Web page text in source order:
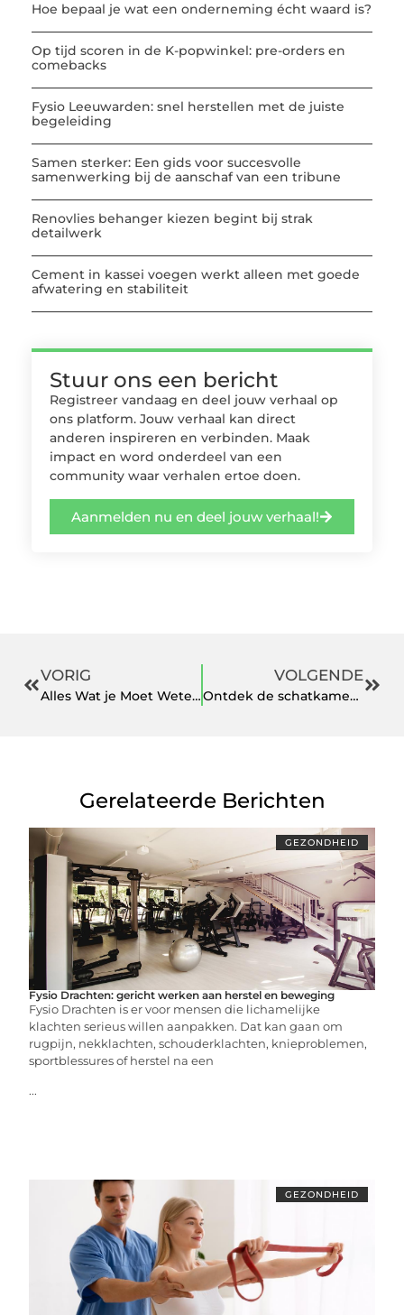
Hoe bepaal je wat een onderneming écht waard is?
Op tijd scoren in de K-popwinkel: pre-orders en
comebacks
Fysio Leeuwarden: snel herstellen met de juiste
begeleiding
Samen sterker: Een gids voor succesvolle
samenwerking bij de aanschaf van een tribune
Renovlies behanger kiezen begint bij strak
detailwerk
Cement in kassei voegen werkt alleen met goede
afwatering en stabiliteit
Stuur ons een bericht
Registreer vandaag en deel jouw verhaal op
ons platform. Jouw verhaal kan direct
anderen inspireren en verbinden. Maak
impact en word onderdeel van een
community waar verhalen ertoe doen.
Aanmelden nu en deel jouw verhaal!
VORIG
Alles Wat je Moet Weten bij het Kiezen van een Verantwoorde Hondenfokker in Amsterdam
VOLGENDE
Ontdek de schatkamer van verzamelaars
Gerelateerde Berichten
GEZONDHEID
Fysio Drachten: gericht werken aan herstel en beweging
Fysio Drachten is er voor mensen die lichamelijke
klachten serieus willen aanpakken. Dat kan gaan om
rugpijn, nekklachten, schouderklachten, knieproblemen,
sportblessures of herstel na een
...
GEZONDHEID